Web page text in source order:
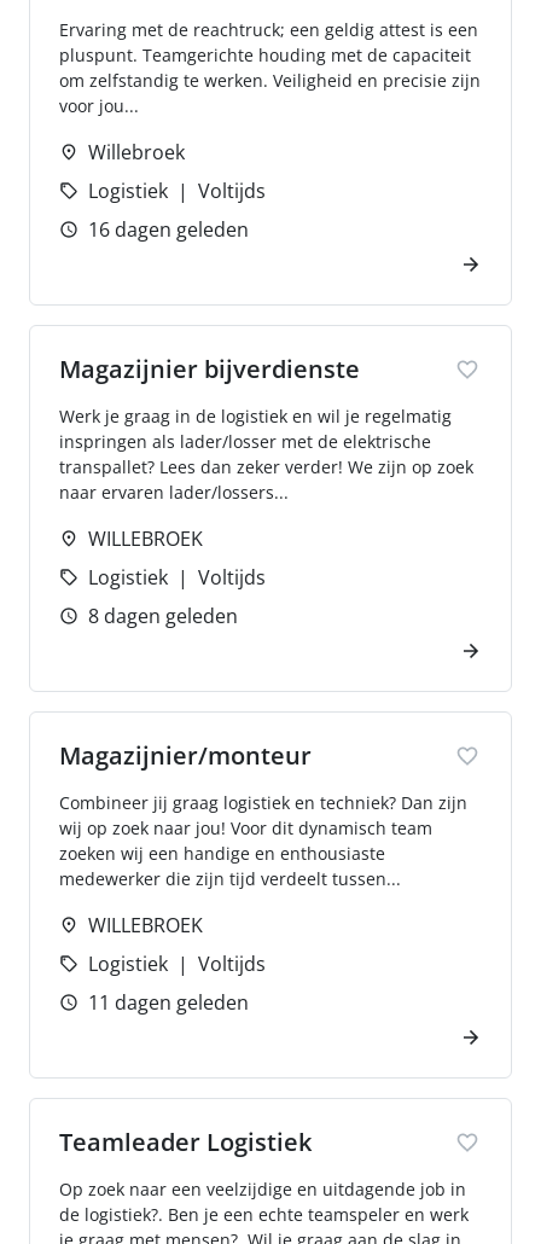
Ervaring met de reachtruck; een geldig attest is een
pluspunt. Teamgerichte houding met de capaciteit
om zelfstandig te werken. Veiligheid en precisie zijn
voor jou...
Willebroek
Logistiek
Voltijds
16 dagen geleden
Magazijnier bijverdienste
Werk je graag in de logistiek en wil je regelmatig
inspringen als lader/losser met de elektrische
transpallet? Lees dan zeker verder! We zijn op zoek
naar ervaren lader/lossers...
WILLEBROEK
Logistiek
Voltijds
8 dagen geleden
Magazijnier/monteur
Combineer jij graag logistiek en techniek? Dan zijn
wij op zoek naar jou! Voor dit dynamisch team
zoeken wij een handige en enthousiaste
medewerker die zijn tijd verdeelt tussen...
WILLEBROEK
Logistiek
Voltijds
11 dagen geleden
Teamleader Logistiek
Op zoek naar een veelzijdige en uitdagende job in
de logistiek?. Ben je een echte teamspeler en werk